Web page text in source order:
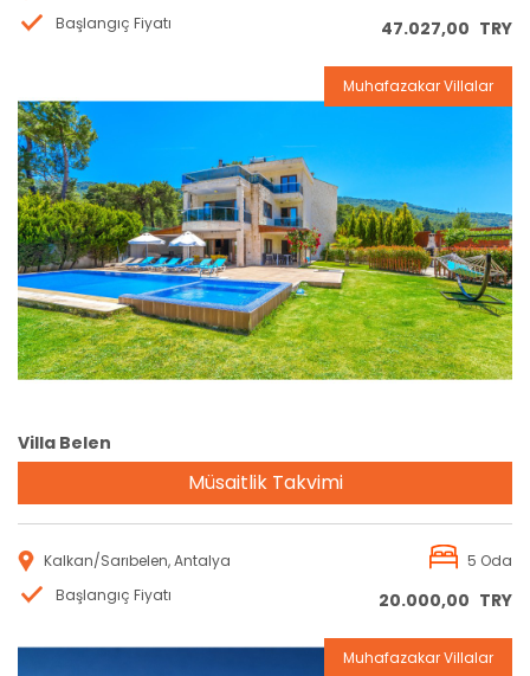
Başlangıç Fiyatı
47.027,00 TRY
Rezervasyon
Muhafazakar Villalar
Villa Belen
Müsaitlik Takvimi
Kalkan/Sarıbelen, Antalya
5 Oda
Başlangıç Fiyatı
20.000,00 TRY
Muhafazakar Villalar